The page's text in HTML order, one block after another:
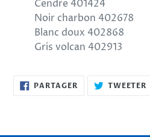
Cendre 401424
Noir charbon 402678
Blanc doux 402868
Gris volcan 402913
PARTAGERPARTAGER
SUR
TWEETER